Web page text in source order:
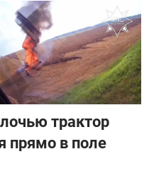
трактор
прямо в поле